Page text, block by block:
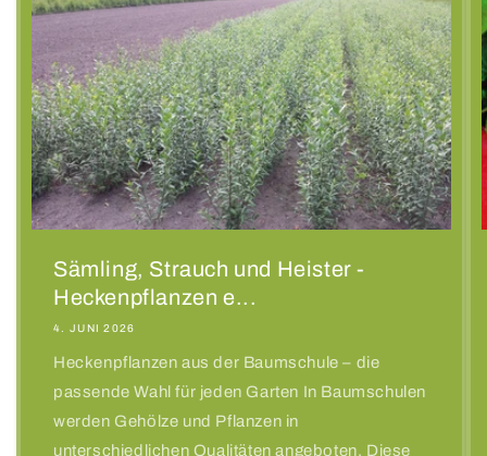
Sämling, Strauch und Heister -
Heckenpflanzen e...
4. JUNI 2026
Heckenpflanzen aus der Baumschule – die
passende Wahl für jeden Garten In Baumschulen
werden Gehölze und Pflanzen in
unterschiedlichen Qualitäten angeboten. Diese